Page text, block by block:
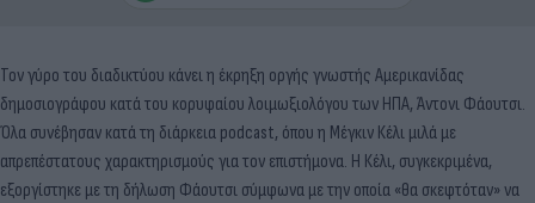
Τον γύρο του διαδικτύου κάνει η έκρηξη οργής γνωστής Αμερικανίδας
δημοσιογράφου κατά του κορυφαίου λοιμωξιολόγου των ΗΠΑ, Άντονι Φάουτσι.
Όλα συνέβησαν κατά τη διάρκεια podcast, όπου η Μέγκιν Κέλι μιλά με
απρεπέστατους χαρακτηρισμούς για τον επιστήμονα. Η Κέλι, συγκεκριμένα,
εξοργίστηκε με τη δήλωση Φάουτσι σύμφωνα με την οποία «θα σκεφτόταν» να